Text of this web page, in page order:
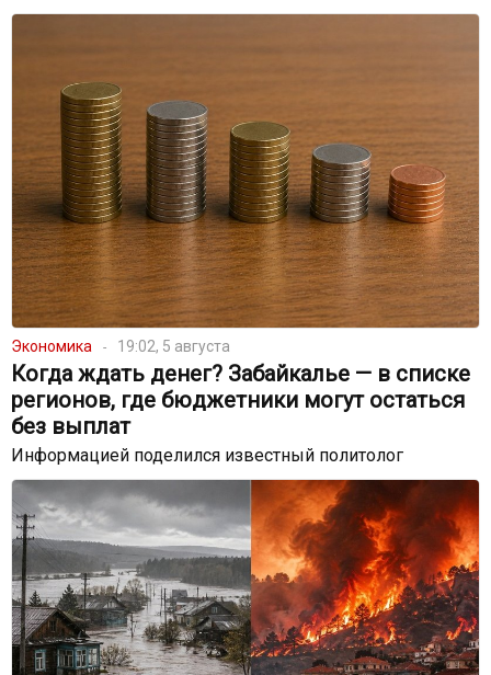
Экономика 19:02, 5 августа
Когда ждать денег? Забайкалье — в списке
регионов, где бюджетники могут остаться
без выплат
Информацией поделился известный политолог